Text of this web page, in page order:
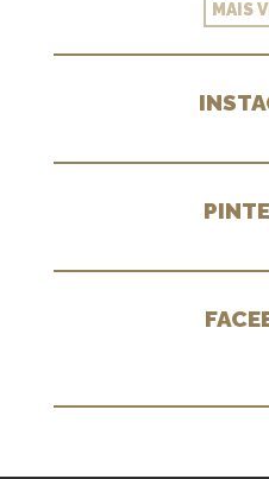
MAIS